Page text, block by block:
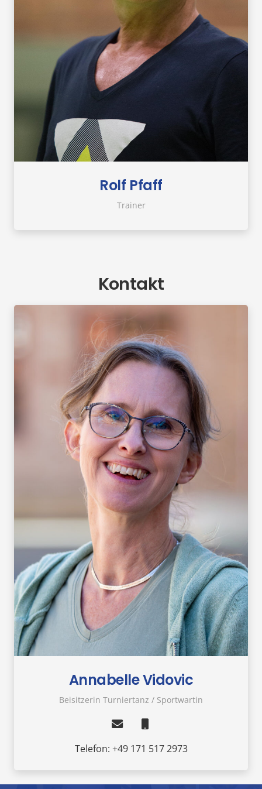
Rolf Pfaff
Trainer
Kontakt
Annabelle Vidovic
Beisitzerin Turniertanz / Sportwartin
Telefon: +49 171 517 2973